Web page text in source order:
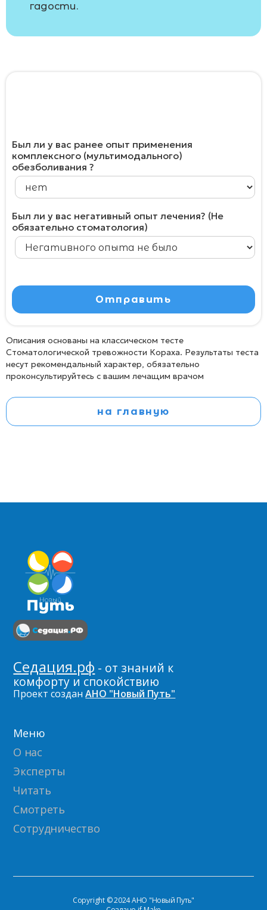
гадости.
Был ли у вас ранее опыт применения
комплексного (мультимодального)
обезболивания ?
Был ли у вас негативный опыт лечения? (Не
обязательно стоматология)
Описания основаны на классическом тесте
Стоматологической тревожности Кораха. Результаты теста
несут рекомендальный характер, обязательно
проконсультируйтесь с вашим лечащим врачом
на главную
Седация.рф - от знаний к
комфорту и спокойствию
Проект созданАНО "Новый Путь"
Меню
О нас
Эксперты
Читать
Смотреть
Сотрудничество
Copyright © 2024 АНО "Новый Путь"